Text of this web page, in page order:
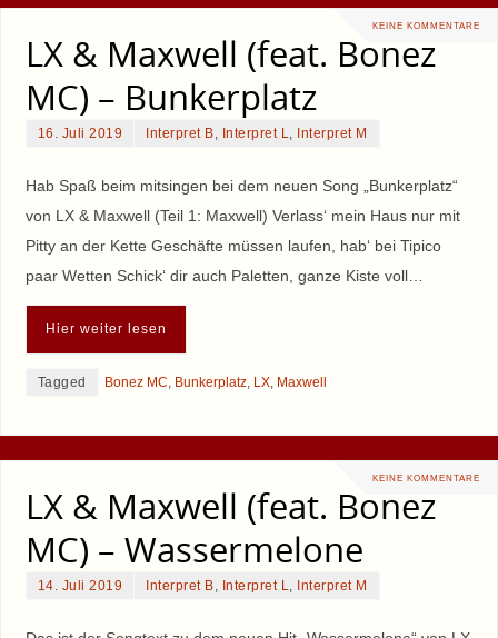
KEINE KOMMENTARE
LX & Maxwell (feat. Bonez
MC) – Bunkerplatz
16. Juli 2019 Interpret B, Interpret L, Interpret M
Hab Spaß beim mitsingen bei dem neuen Song „Bunkerplatz“
von LX & Maxwell (Teil 1: Maxwell) Verlass‘ mein Haus nur mit
Pitty an der Kette Geschäfte müssen laufen, hab‘ bei Tipico
paar Wetten Schick‘ dir auch Paletten, ganze Kiste voll…
Hier weiter lesen
Tagged Bonez MC Bunkerplatz, LX, Maxwell
KEINE KOMMENTARE
LX & Maxwell (feat. Bonez
MC) – Wassermelone
14. Juli 2019 Interpret B, Interpret L, Interpret M